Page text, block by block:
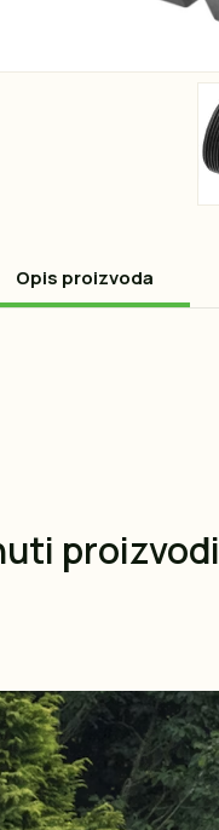
Opis proizvoda
proizvodi